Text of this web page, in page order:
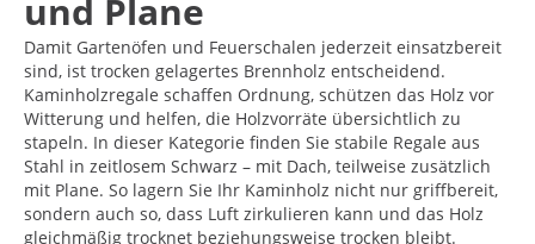
und Plane
Damit Gartenöfen und Feuerschalen jederzeit einsatzbereit
sind, ist trocken gelagertes Brennholz entscheidend.
Kaminholzregale schaffen Ordnung, schützen das Holz vor
Witterung und helfen, die Holzvorräte übersichtlich zu
stapeln. In dieser Kategorie finden Sie stabile Regale aus
Stahl in zeitlosem Schwarz – mit Dach, teilweise zusätzlich
mit Plane. So lagern Sie Ihr Kaminholz nicht nur griffbereit,
sondern auch so, dass Luft zirkulieren kann und das Holz
gleichmäßig trocknet beziehungsweise trocken bleibt.